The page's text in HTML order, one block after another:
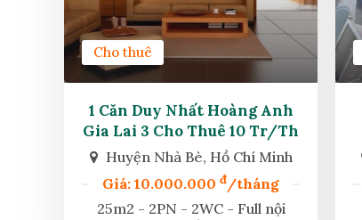
Cho thuê
1 Căn Duy Nhất Hoàng Anh
Gia Lai 3 Cho Thuê 10 Tr/th
Huyện Nhà Bè, Hồ Chí Minh
Giá: 10.000.000 đ/tháng
25m2 - 2PN - 2WC - Full nội